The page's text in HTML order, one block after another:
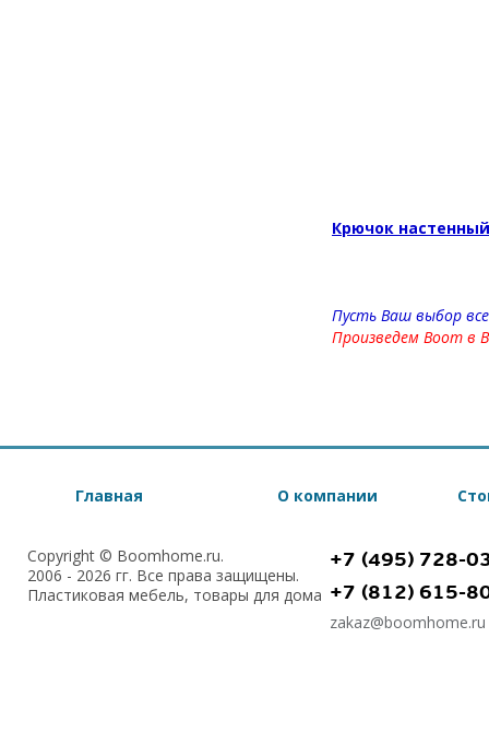
Крючок
Пусть Ваш выбор
Произведем Boom в
Главная О компании
Copyright © Boomhome.ru.
2006 - 2026 гг. Все права защищены.
Пластиковая мебель, товары для дома
+7 (495) 728-
+7 (812) 615-
zakaz@boomhome.ru